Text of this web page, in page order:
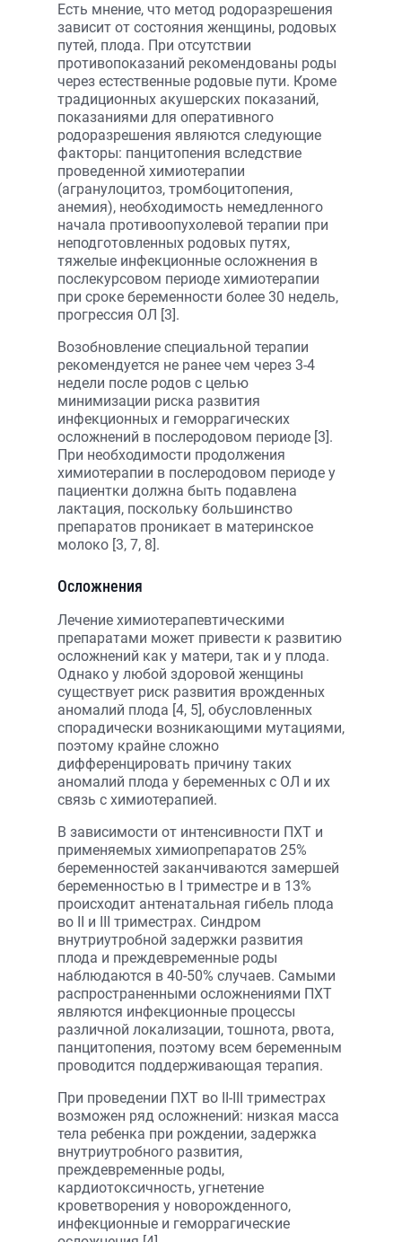
Есть мнение, что метод родоразрешения
зависит от состояния женщины, родовых
путей, плода. При отсутствии
противопоказаний рекомендованы роды
через естественные родовые пути. Кроме
традиционных акушерских показаний,
показаниями для оперативного
родоразрешения являются следующие
факторы: панцитопения вследствие
проведенной химиотерапии
(агранулоцитоз, тромбоцитопения,
анемия), необходимость немедленного
начала противоопухолевой терапии при
неподготовленных родовых путях,
тяжелые инфекционные осложнения в
послекурсовом периоде химиотерапии
при сроке беременности более 30 недель,
прогрессия ОЛ [3].
Возобновление специальной терапии
рекомендуется не ранее чем через 3-4
недели после родов с целью
минимизации риска развития
инфекционных и геморрагических
осложнений в послеродовом периоде [3].
При необходимости продолжения
химиотерапии в послеродовом периоде у
пациентки должна быть подавлена
лактация, поскольку большинство
препаратов проникает в материнское
молоко [3, 7, 8].
Осложнения
Лечение химиотерапевтическими
препаратами может привести к развитию
осложнений как у матери, так и у плода.
Однако у любой здоровой женщины
существует риск развития врожденных
аномалий плода [4, 5], обусловленных
спорадически возникающими мутациями,
поэтому крайне сложно
дифференцировать причину таких
аномалий плода у беременных с ОЛ и их
связь с химиотерапией.
В зависимости от интенсивности ПХТ и
применяемых химиопрепаратов 25%
беременностей заканчиваются замершей
беременностью в I триместре и в 13%
происходит антенатальная гибель плода
во II и III триместрах. Синдром
внутриутробной задержки развития
плода и преждевременные роды
наблюдаются в 40-50% случаев. Самыми
распространенными осложнениями ПХТ
являются инфекционные процессы
различной локализации, тошнота, рвота,
панцитопения, поэтому всем беременным
проводится поддерживающая терапия.
При проведении ПХТ во II-III триместрах
возможен ряд осложнений: низкая масса
тела ребенка при рождении, задержка
внутриутробного развития,
преждевременные роды,
кардиотоксичность, угнетение
кроветворения у новорожденного,
инфекционные и геморрагические